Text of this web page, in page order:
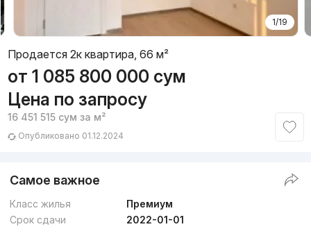
1/19
Продается 2к квартира, 66 м²
от 1 085 800 000 сум
Цена по запросу
16 451 515 сум за м²
Опубликовано 01.12.2024
Самое важное
Класс жилья
Премиум
Срок сдачи
2022-01-01